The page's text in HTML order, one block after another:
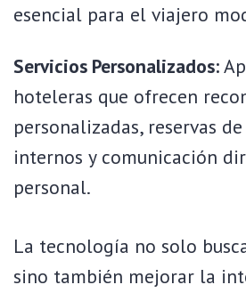
esencial para el viajero
Servicios Personalizados:
hoteleras que ofrecen
personalizadas, reservas
internos y comunicación
personal.
La tecnología no solo
sino también mejorar la